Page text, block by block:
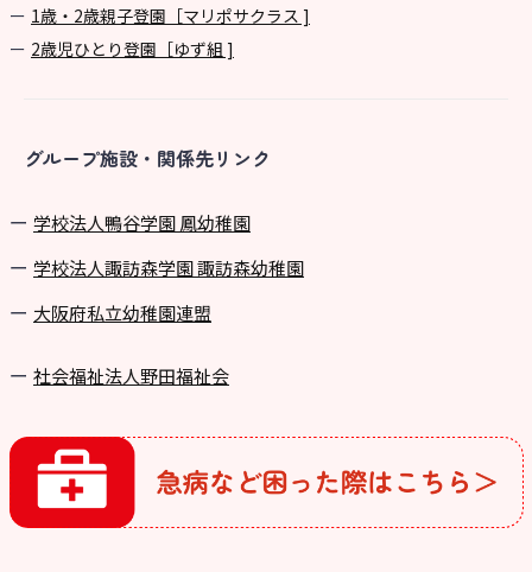
1歳・2歳親子登園［マリポサクラス ]
2歳児ひとり登園［ゆず組 ]
グループ施設・関係先リンク
学校法⼈鴨⾕学園 鳳幼稚園
学校法⼈諏訪森学園 諏訪森幼稚園
⼤阪府私⽴幼稚園連盟
社会福祉法人野田福祉会